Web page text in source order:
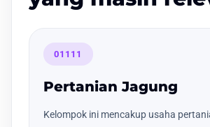
01111
Pertanian Jagung
Kelompok ini mencakup usaha